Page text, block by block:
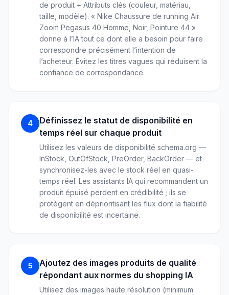
de produit + Attributs clés (couleur, matériau,
taille, modèle). « Nike Chaussure de running Air
Zoom Pegasus 40 Homme, Noir, Pointure 44 »
donne à l’IA tout ce dont elle a besoin pour faire
correspondre précisément l’intention de
l’acheteur. Évitez les titres vagues qui réduisent la
confiance de correspondance.
4
Définissez le statut de disponibilité en
temps réel sur chaque produit
Utilisez les valeurs de disponibilité schema.org —
InStock, OutOfStock, PreOrder, BackOrder — et
synchronisez-les avec le stock réel en quasi-
temps réel. Les assistants IA qui recommandent un
produit épuisé perdent en crédibilité ; ils se
protègent en déprioritisant les flux dont la fiabilité
de disponibilité est incertaine.
5
Ajoutez des images produits de qualité
répondant aux normes du shopping IA
Utilisez des images haute résolution (minimum